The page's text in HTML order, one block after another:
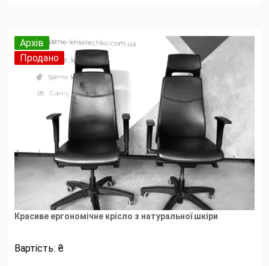
Продано
Архів
Красиве ергономічне крісло з натуральної шкіри
Вартість: ₴